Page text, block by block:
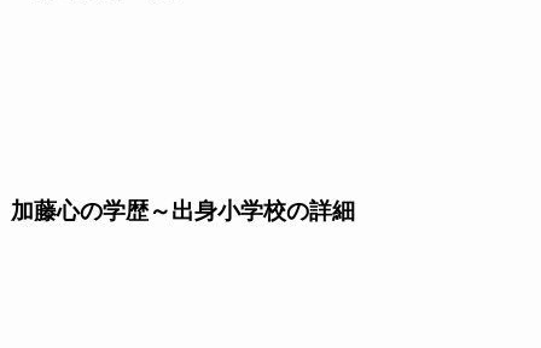
加藤心の学歴～出身小学校の詳細